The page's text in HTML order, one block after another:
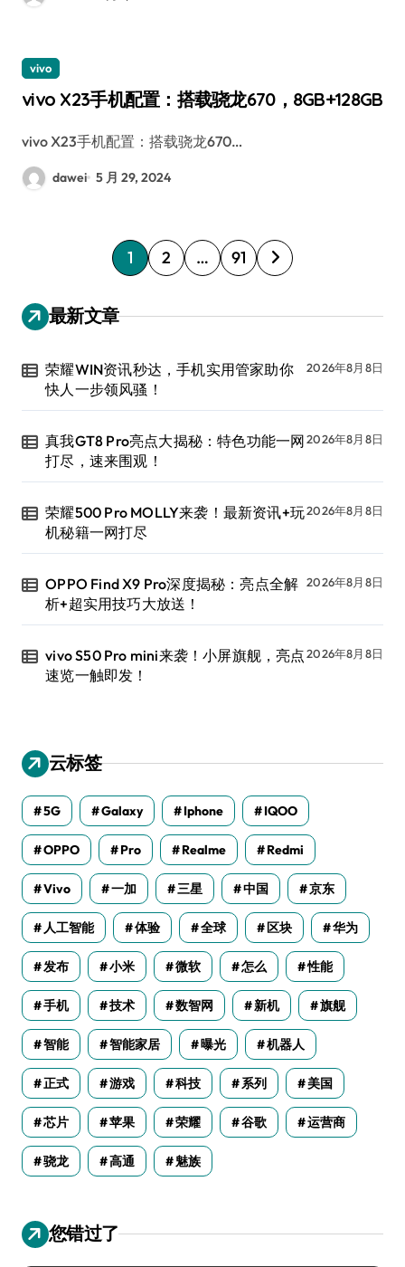
vivo
vivo X23手机配置：搭载骁龙670，8GB+128GB
vivo X23手机配置：搭载骁龙670…
dawei 5 月 29, 2024
文
章
分
1 2 … 91
最新文章
荣耀WIN资讯秒达，手机实用管家助你
快人一步领风骚！
2026年8月8日
真我GT8 Pro亮点大揭秘：特色功能一网
打尽，速来围观！
2026年8月8日
荣耀500 Pro MOLLY来袭！最新资讯+玩
机秘籍一网打尽
2026年8月8日
OPPO Find X9 Pro深度揭秘：亮点全解
析+超实用技巧大放送！
2026年8月8日
vivo S50 Pro mini来袭！小屏旗舰，亮点
速览一触即发！
2026年8月8日
云标签
5G Galaxy Iphone IQOO
OPPO Pro Realme Redmi
Vivo 一加 三星 中国 京东
人工智能 体验 全球 区块 华为
发布 小米 微软 怎么 性能
手机 技术 数智网 新机 旗舰
智能 智能家居 曝光 机器人
正式 游戏 科技 系列 美国
芯片 苹果 荣耀 谷歌 运营商
骁龙 高通 魅族
您错过了